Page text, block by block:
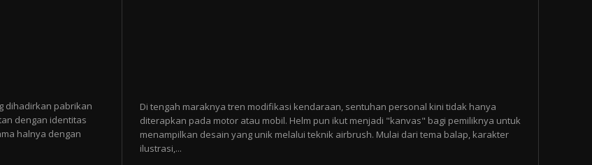
dihadirkan pabrikan
dengan identitas
halnya dengan
Di tengah maraknya tren modifikasi kendaraan, sentuhan personal kini tidak hanya
diterapkan pada motor atau mobil. Helm pun ikut menjadi "kanvas" bagi pemiliknya untuk
menampilkan desain yang unik melalui teknik airbrush. Mulai dari tema balap, karakter
ilustrasi,...